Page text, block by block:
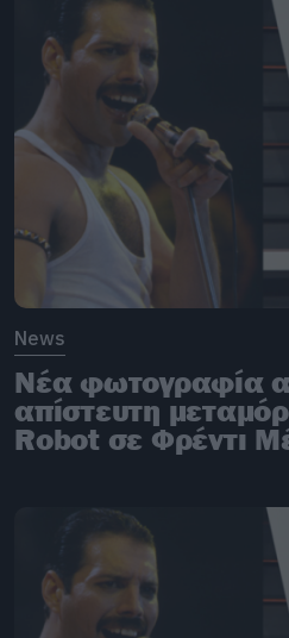
News
Νέα φωτογραφία
απίστευτη
Robot σε Φρέντι